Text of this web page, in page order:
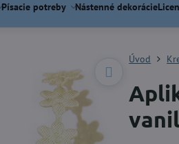
Písacie potreby Nástenné dekorácie
Úvod